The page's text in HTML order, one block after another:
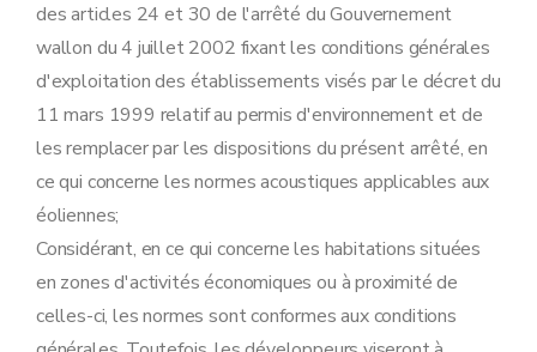
des articles 24 et 30 de l'arrêté du Gouvernement
wallon du 4 juillet 2002 fixant les conditions générales
d'exploitation des établissements visés par le décret du
11 mars 1999 relatif au permis d'environnement et de
les remplacer par les dispositions du présent arrêté, en
ce qui concerne les normes acoustiques applicables aux
éoliennes;
Considérant, en ce qui concerne les habitations situées
en zones d'activités économiques ou à proximité de
celles-ci, les normes sont conformes aux conditions